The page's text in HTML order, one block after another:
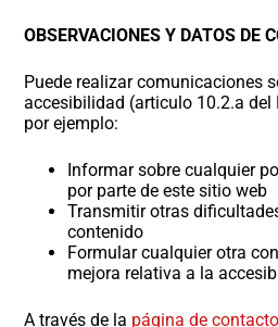
OBSERVACIONES Y DATOS DE
Puede realizar comunicaciones
accesibilidad (articulo 10.2.a
por ejemplo:
Informar sobre cualquier
por parte de este sitio web
Transmitir otras
contenido
Formular cualquier otra
mejora relativa a la
A través de la página de contacto